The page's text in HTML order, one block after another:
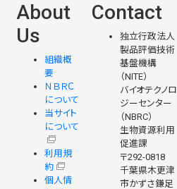
About
Us
組織概
要
ＮＢＲＣ
について
当サイト
について
利用規
約
個人情
Contact
独立行政法人
製品評価技術
基盤機構
（NITE）
バイオテクノロ
ジーセンター
（NBRC）
生物資源利用
促進課
〒292-0818
千葉県木更津
市かずさ鎌足